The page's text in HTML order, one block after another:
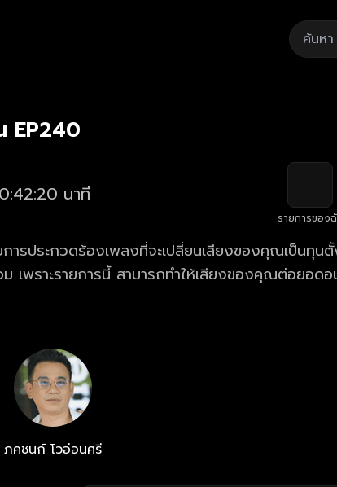
EP240
0:42:20 นาที
รายการของ
ารประกวดร้องเพลงที่จะเปลี่ยนเสียงของคุณเป็นทุน
เพราะรายการนี้ สามารถทำให้เสียงของคุณต่อยอด
ภคชนก์ โวอ่อนศรี